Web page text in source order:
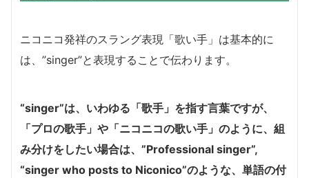
ニコニコ発祥のスラング表現「歌い手」は基本的に
は、”singer”と表現することで伝わります。
“singer”は、いわゆる「歌手」を指す言葉ですが、
「プロの歌手」や「ニコニコの歌い手」のように、組
み分けをしたい場合は、”Professional singer”,
“singer who posts to Niconico”のような、単語の付